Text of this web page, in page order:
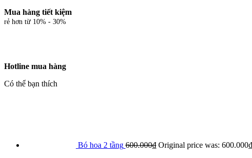
Mua hàng tiết kiệm
rẻ hơn từ 10% - 30%
Hotline mua hàng
Có thể bạn thích
Bó hoa 2 tầng 600.000₫ Original price was: